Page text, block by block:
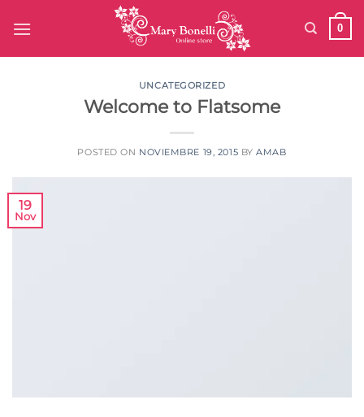
0
UNCATEGORIZED
Welcome to Flatsome
POSTED ON NOVIEMBRE 19, 2015 BYAMAB
19
Nov